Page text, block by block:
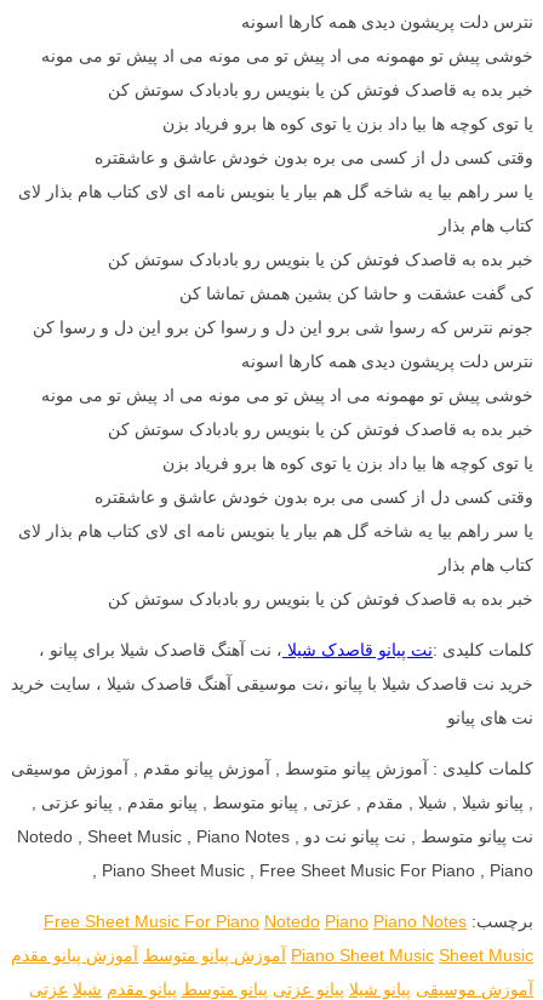
نترس دلت پریشون دیدی همه کارها اسونه
خوشی پیش تو مهمونه می اد پیش تو می مونه می اد پیش تو می مونه
خبر بده به قاصدک فوتش کن یا بنویس رو بادبادک سوتش کن
یا توی کوچه ها بیا داد بزن یا توی کوه ها برو فریاد بزن
وقتی کسی دل از کسی می بره بدون خودش عاشق و عاشقتره
یا سر راهم بیا یه شاخه گل هم بیار یا بنویس نامه ای لای کتاب هام بذار لای
کتاب هام بذار
خبر بده به قاصدک فوتش کن یا بنویس رو بادبادک سوتش کن
کی گفت عشقت و حاشا کن بشین همش تماشا کن
جونم نترس که رسوا شی برو این دل و رسوا کن برو این دل و رسوا کن
نترس دلت پریشون دیدی همه کارها اسونه
خوشی پیش تو مهمونه می اد پیش تو می مونه می اد پیش تو می مونه
خبر بده به قاصدک فوتش کن یا بنویس رو بادبادک سوتش کن
یا توی کوچه ها بیا داد بزن یا توی کوه ها برو فریاد بزن
وقتی کسی دل از کسی می بره بدون خودش عاشق و عاشقتره
یا سر راهم بیا یه شاخه گل هم بیار یا بنویس نامه ای لای کتاب هام بذار لای
کتاب هام بذار
خبر بده به قاصدک فوتش کن یا بنویس رو بادبادک سوتش کن
کلمات کلیدی :نت پیانو قاصدک شیلا ، نت آهنگ قاصدک شیلا برای پیانو ،
خرید نت قاصدک شیلا با پیانو ،نت موسیقی آهنگ قاصدک شیلا ، سایت خرید
نت های پیانو
کلمات کلیدی : آموزش پیانو متوسط , آموزش پیانو مقدم , آموزش موسیقی
, پیانو شیلا , شیلا , مقدم , عزتی , پیانو متوسط , پیانو مقدم , پیانو عزتی ,
نت پیانو متوسط , نت پیانو نت دو , Notedo , Sheet Music , Piano Notes
, Piano Sheet Music , Free Sheet Music For Piano , Piano
برچسب: Free Sheet Music For Piano Notedo Piano Piano Notes
Piano Sheet Music Sheet Music آموزش پیانو متوسط آموزش پیانو مقدم
آموزش موسیقی پیانو شیلا پیانو عزتی پیانو متوسط پیانو مقدم شیلا عزتی